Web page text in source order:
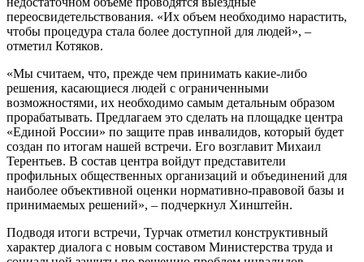
переосвидетельствования. «Их объем необходимо нарастить,
чтобы процедура стала более доступной для людей», –
отметил Котяков.
«Мы считаем, что, прежде чем принимать какие-либо
решения, касающиеся людей с ограниченными
возможностями, их необходимо самым детальным образом
прорабатывать. Предлагаем это сделать на площадке центра
«Единой России» по защите прав инвалидов, который будет
создан по итогам нашей встречи. Его возглавит Михаил
Терентьев. В состав центра войдут представители
профильных общественных организаций и объединений для
наиболее объективной оценки нормативно-правовой базы и
принимаемых решений», – подчеркнул Хинштейн.
Подводя итоги встречи, Турчак отметил конструктивный
характер диалога с новым составом Министерства труда и